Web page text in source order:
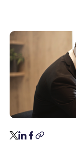
copy-
facebook